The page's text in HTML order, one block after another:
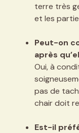
terre très
et les
Peut-on
après
Oui, à
pas de
chair doit
Est-il